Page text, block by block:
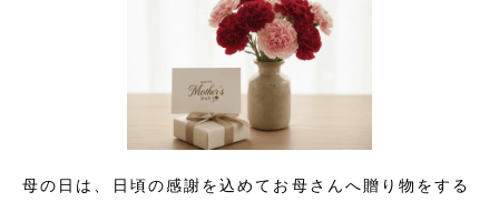
母の日は、日頃の感謝を込めてお母さんへ贈り物をする